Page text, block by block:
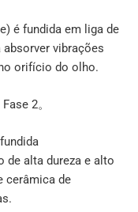
é fundida em liga de
vibrações
orifício do olho.
Fase 2。
de alta dureza e alto
cerâmica de